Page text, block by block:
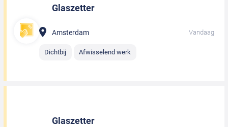
Glaszetter
Amsterdam Vandaag
Dichtbij Afwisselend werk
Glaszetter